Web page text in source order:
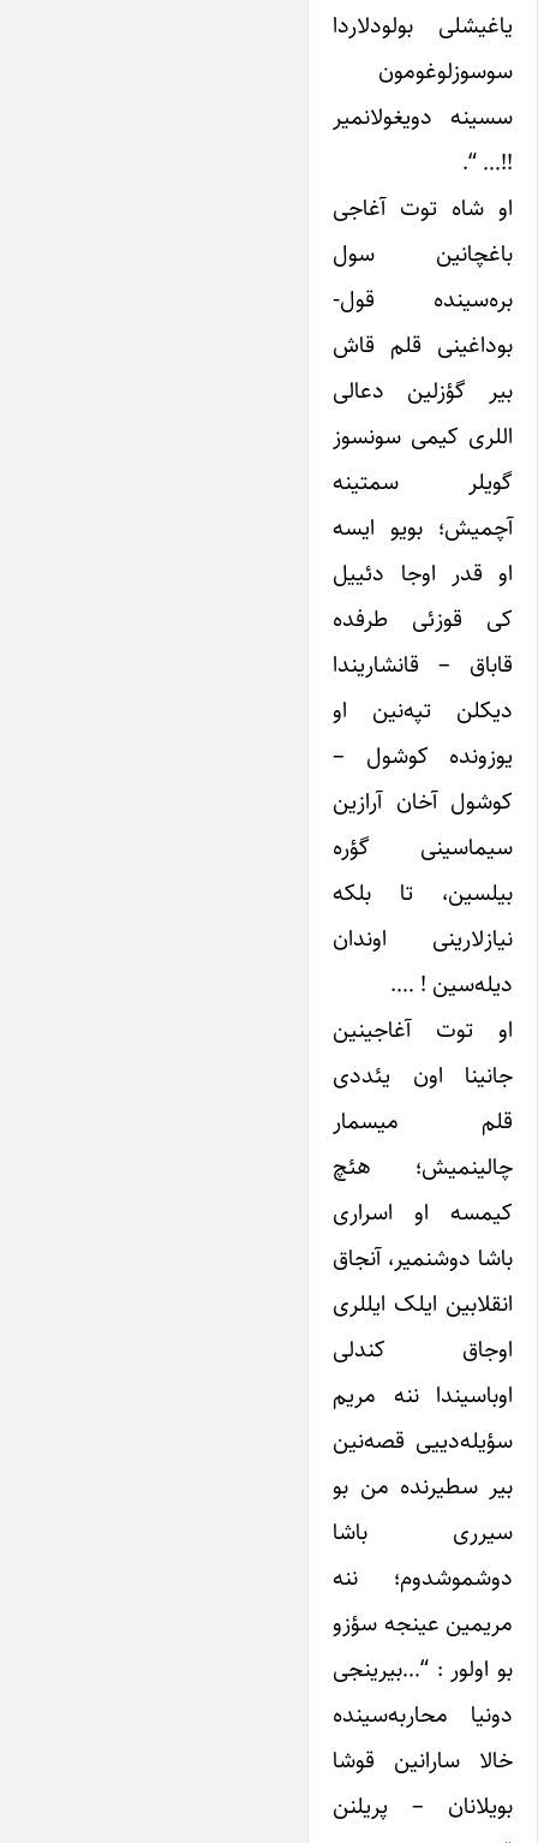
یاغیشلی بولودلاردا
سوسوزلوغومون
سسینه دویغولانمیر
!!… “.
او شاه توت آغاجی
باغچانین سول
بره‌سینده قول-
بوداغینی قلم قاش
بیر گؤزلین دعالی
اللری کیمی سونسوز
گویلر سمتینه
آچمیش؛ بویو ایسه
او قدر اوجا دئییل
کی قوزئی طرفده
قاباق – قانشاریندا
دیکلن تپه‌نین او
یوزونده کوشول –
کوشول آخان آرازین
سیماسینی گؤره
بیلسین، تا بلکه
نیازلارینی اوندان
دیله‌سین ! ….
او توت آغاجینین
جانینا اون یئددی
قلم میسمار
چالینمیش؛ هئچ
کیمسه او اسراری
باشا دوشنمیر، آنجاق
انقلابین ایلک ایللری
اوجاق کندلی
اوباسیندا ننه مریم
سؤیله‌دییی قصه‌نین
بیر سطیرنده من بو
سیرری باشا
دوشموشدوم؛ ننه
مریمین عینجه سؤزو
بو اولور : “…بیرینجی
دونیا محاربه‌سینده
خالا سارانین قوشا
بویلانان – پریلنن